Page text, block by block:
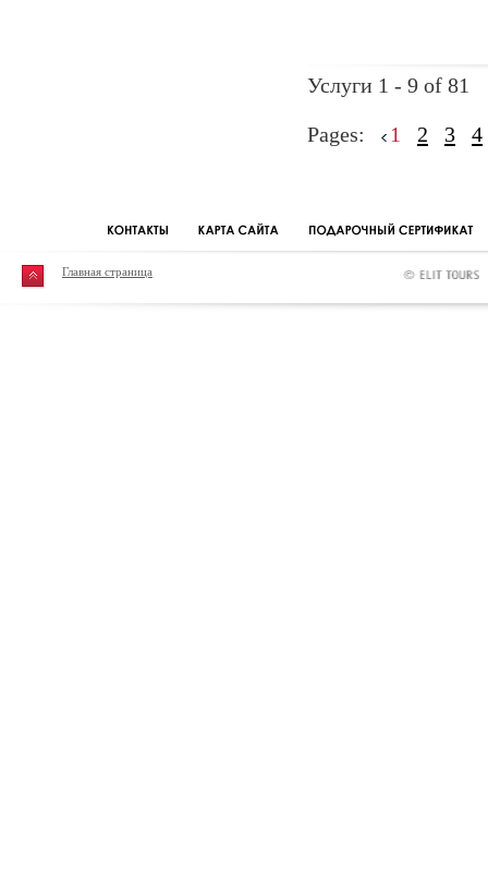
Услуги 1 - 9 of 81
Pages: 1 2 3 4
Главная страница